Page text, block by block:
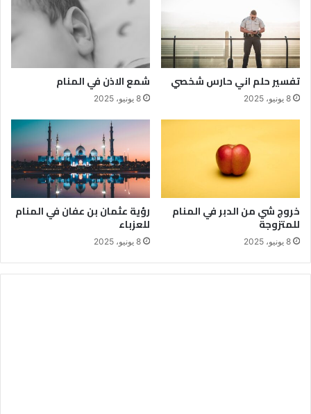
تفسير حلم اني حارس شخصي
8 يونيو، 2025
شمع الاذن في المنام
8 يونيو، 2025
خروج شي من الدبر في المنام
للمتزوجة
8 يونيو، 2025
رؤية عثمان بن عفان في المنام
للعزباء
8 يونيو، 2025